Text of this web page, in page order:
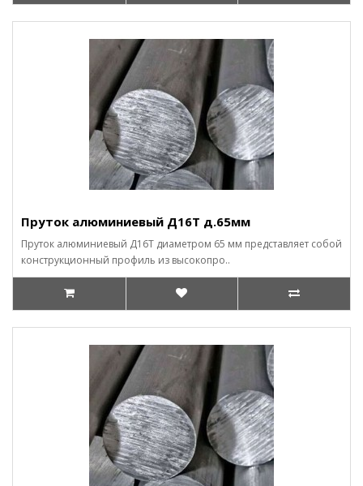
Пруток алюминиевый Д16Т д.65мм
Пруток алюминиевый Д16Т диаметром 65 мм представляет собой
конструкционный профиль из высокопро..